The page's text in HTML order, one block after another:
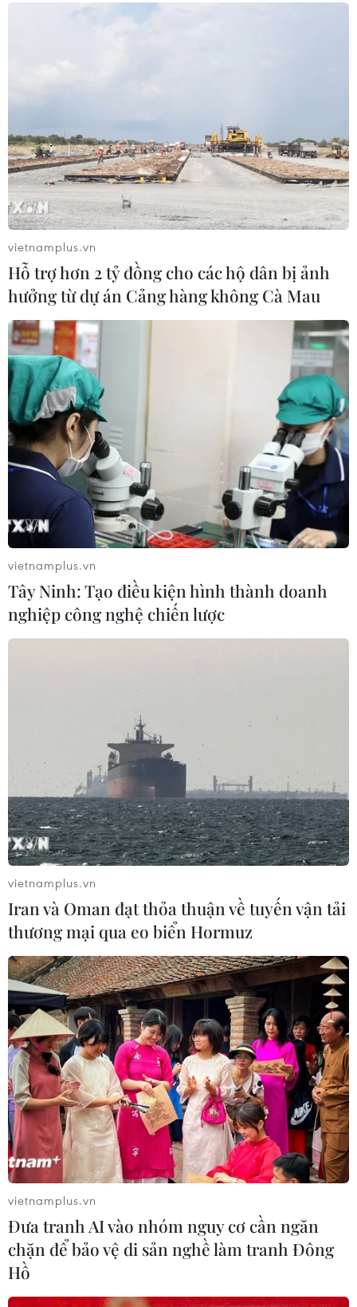
TIN CÙNG CHUYÊN MỤC
Đầu tư hơn 6.209 tỷ đồng hoàn thiện
hạ tầng dùng chung Bến cảng Liên
Chiểu
06/08/2026 06:28
vietnamplus.vn
Hỗ trợ hơn 2 tỷ đồng cho các hộ dân bị ảnh
hưởng từ dự án Cảng hàng không Cà Mau
vietnamplus.vn
Tây Ninh: Tạo điều kiện hình thành doanh
nghiệp công nghệ chiến lược
vietnamplus.vn
Iran và Oman đạt thỏa thuận về tuyến vận tải
thương mại qua eo biển Hormuz
vietnamplus.vn
Đưa tranh AI vào nhóm nguy cơ cần ngăn
chặn để bảo vệ di sản nghề làm tranh Đông
Hồ